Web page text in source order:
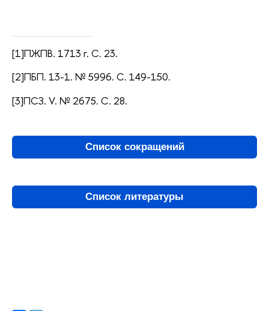
[1]ПЖПВ. 1713 г. С. 23.
[2]ПБП. 13-1. № 5996. С. 149-150.
[3]ПСЗ. V. № 2675. С. 28.
Список сокращений
Список литературы